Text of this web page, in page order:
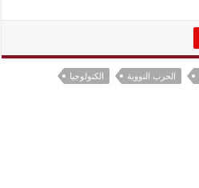
الحرب النووية
الكنولوجيا